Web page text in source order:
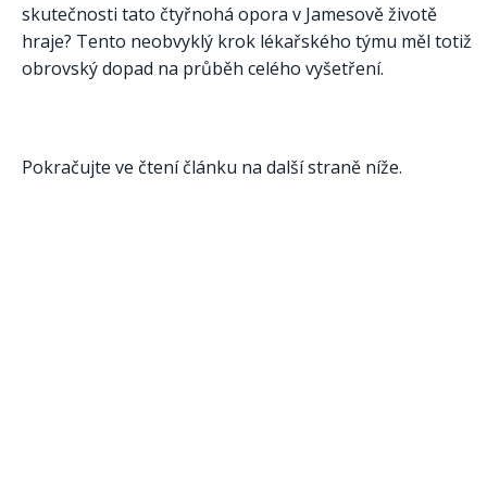
skutečnosti tato čtyřnohá opora v Jamesově životě
hraje? Tento neobvyklý krok lékařského týmu měl totiž
obrovský dopad na průběh celého vyšetření.
Pokračujte ve čtení článku na další straně níže.